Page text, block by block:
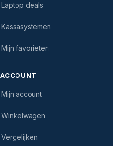
Laptop deals
Kassasystemen
Mijn favorieten
ACCOUNT
Mijn account
Winkelwagen
Vergelijken